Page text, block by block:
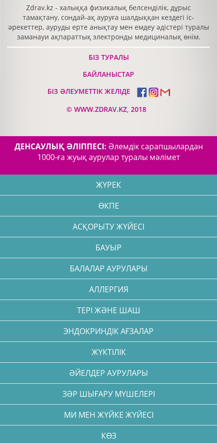
Zdrav.kz - халыққа физикалық белсенділік, дұрыс
тамақтану, сондай-ақ ауруға шалдыққан кездегі іс-
әрекеттер, ауруды ерте анықтау мен емдеу әдістері туралы
заманауи ақпараттық электронды медициналық өнім.
БІЗ ТУРАЛЫ
БАЙЛАНЫСТАР
БІЗ ӘЛЕУМЕТТІК ЖЕЛІДЕ
© WWW.ZDRAV.KZ, 2018
ДЕНСАУЛЫҚ ӘЛІППЕСІ: Әлемдік сарапшылардан
1000-ға жуық аурулар туралы мәлімет
ЖҮРЕК
ӨКПЕ
АСҚОРЫТУ ЖҮЙЕСІ
БАУЫР
БАЛАЛАР АУРУЛАРЫ
АЛЛЕРГИЯ
ТЕРІ ЖӘНЕ ШАШ
ЭНДОКРИНДІК АҒЗАЛАР
ЖҮКТІЛІК
ӘЙЕЛДЕР АУРУЛАРЫ
ЗӘР ШЫҒАРУ МҮШЕЛЕРІ
МИ МЕН ЖҮЙКЕ ЖҮЙЕСІ
КӨЗ